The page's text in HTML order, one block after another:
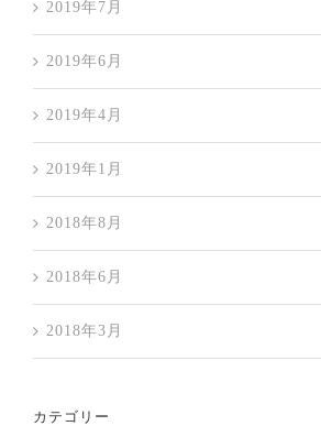
2019年7月
2019年6月
2019年4月
2019年1月
2018年8月
2018年6月
2018年3月
カテゴリー